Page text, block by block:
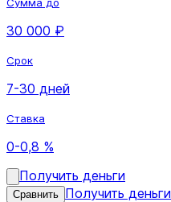
30 000 ₽
Срок
7-30 дней
Ставка
0-0,8 %
Получить деньги
Сравнить Получить деньги